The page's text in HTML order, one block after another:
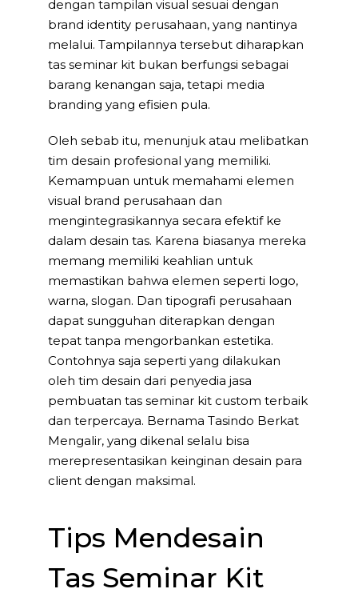
dengan tampilan visual sesuai dengan
brand identity perusahaan, yang nantinya
melalui. Tampilannya tersebut diharapkan
tas seminar kit bukan berfungsi sebagai
barang kenangan saja, tetapi media
branding yang efisien pula.
Oleh sebab itu, menunjuk atau melibatkan
tim desain profesional yang memiliki.
Kemampuan untuk memahami elemen
visual brand perusahaan dan
mengintegrasikannya secara efektif ke
dalam desain tas. Karena biasanya mereka
memang memiliki keahlian untuk
memastikan bahwa elemen seperti logo,
warna, slogan. Dan tipografi perusahaan
dapat sungguhan diterapkan dengan
tepat tanpa mengorbankan estetika.
Contohnya saja seperti yang dilakukan
oleh tim desain dari penyedia jasa
pembuatan tas seminar kit custom terbaik
dan terpercaya. Bernama Tasindo Berkat
Mengalir, yang dikenal selalu bisa
merepresentasikan keinginan desain para
client dengan maksimal.
Tips Mendesain
Tas Seminar Kit